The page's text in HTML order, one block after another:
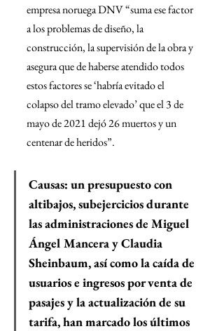
empresa noruega DNV “suma ese factor
a los problemas de diseño, la
construcción, la supervisión de la obra y
asegura que de haberse atendido todos
estos factores se ‘habría evitado el
colapso del tramo elevado’ que el 3 de
mayo de 2021 dejó 26 muertos y un
centenar de heridos”.
Causas: un presupuesto con
altibajos, subejercicios durante
las administraciones de Miguel
Ángel Mancera y Claudia
Sheinbaum, así como la caída de
usuarios e ingresos por venta de
pasajes y la actualización de su
tarifa, han marcado los últimos